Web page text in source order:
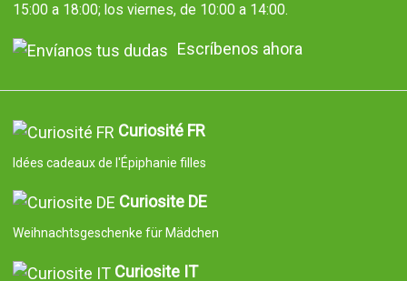
15:00 a 18:00; los viernes, de 10:00 a 14:00.
Escríbenos ahora
Curiosité FR
Idées cadeaux de l'Épiphanie filles
Curiosite DE
Weihnachtsgeschenke für Mädchen
Curiosite IT